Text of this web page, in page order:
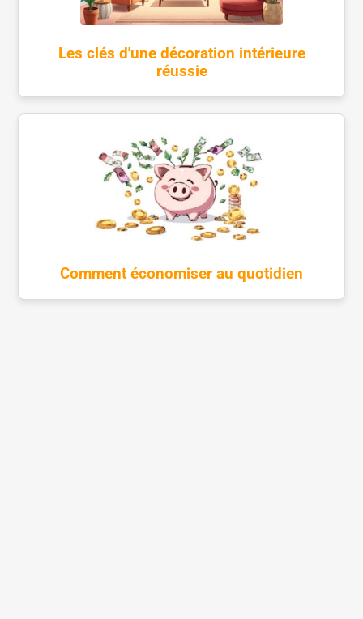
Les clés d'une décoration intérieure
réussie
Comment économiser au quotidien